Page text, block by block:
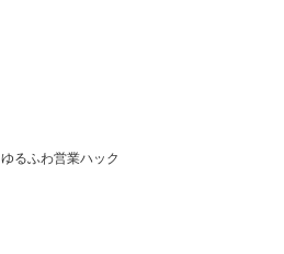
ゆるふわ営業ハック